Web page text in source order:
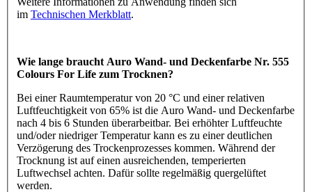
im Technischen Merkblatt.
Wie lange braucht Auro Wand- und Deckenfarbe Nr. 555
Colours For Life zum Trocknen?
Bei einer Raumtemperatur von 20 °C und einer relativen
Luftfeuchtigkeit von 65% ist die Auro Wand- und Deckenfarbe
nach 4 bis 6 Stunden überarbeitbar. Bei erhöhter Luftfeuchte
und/oder niedriger Temperatur kann es zu einer deutlichen
Verzögerung des Trockenprozesses kommen. Während der
Trocknung ist auf einen ausreichenden, temperierten
Luftwechsel achten. Dafür sollte regelmäßig quergelüftet
werden.